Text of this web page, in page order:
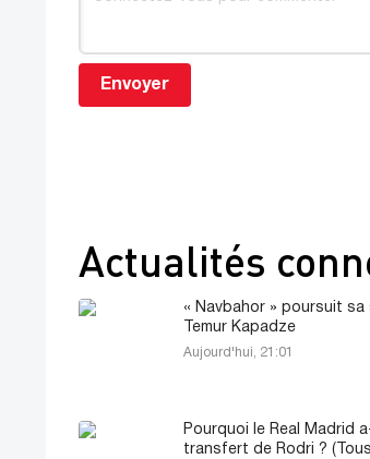
Envoyer
Actualités
« Navbahor » poursuit
Temur Kapadze
Aujourd'hui, 21:01
Pourquoi le Real Madrid
transfert de Rodri ?